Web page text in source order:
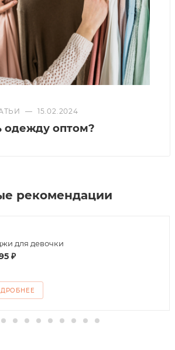
— 15.02.2024
одежду оптом?
рекомендации
для девочки
₽